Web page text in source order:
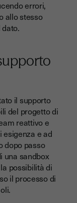
errori,
allo stesso
il supporto
del progetto di
reattivo e
e ad
dopo passo
una sandbox
possibilità di
il processo di